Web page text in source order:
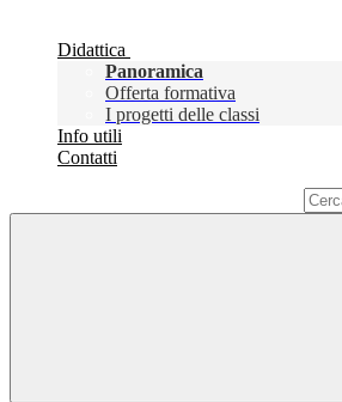
Didattica
Panoramica
Offerta formativa
I progetti delle classi
Info utili
Contatti